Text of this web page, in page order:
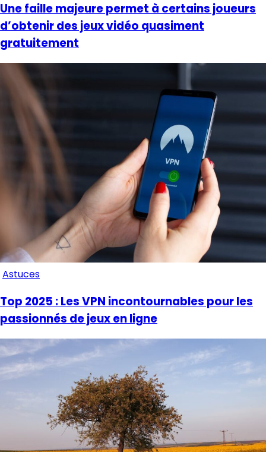
Une faille majeure permet à certains joueurs
d’obtenir des jeux vidéo quasiment
gratuitement
Astuces
Top 2025 : Les VPN incontournables pour les
passionnés de jeux en ligne